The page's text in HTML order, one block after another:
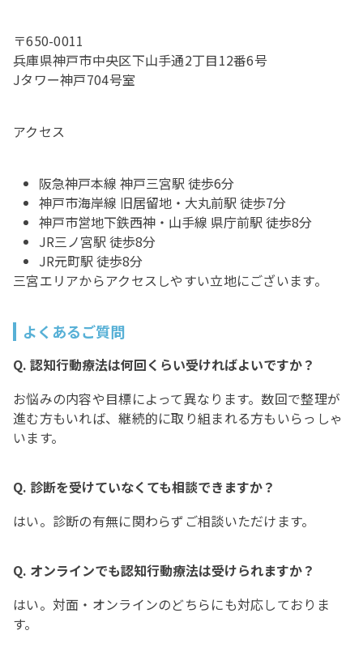
〒650-0011
兵庫県神戸市中央区下山手通2丁目12番6号
Jタワー神戸704号室
アクセス
阪急神戸本線 神戸三宮駅 徒歩6分
神戸市海岸線 旧居留地・大丸前駅 徒歩7分
神戸市営地下鉄西神・山手線 県庁前駅 徒歩8分
JR三ノ宮駅 徒歩8分
JR元町駅 徒歩8分
三宮エリアからアクセスしやすい立地にございます。
よくあるご質問
Q. 認知行動療法は何回くらい受ければよいですか？
お悩みの内容や目標によって異なります。数回で整理が
進む方もいれば、継続的に取り組まれる方もいらっしゃ
います。
Q. 診断を受けていなくても相談できますか？
はい。診断の有無に関わらずご相談いただけます。
Q. オンラインでも認知行動療法は受けられますか？
はい。対面・オンラインのどちらにも対応しておりま
す。